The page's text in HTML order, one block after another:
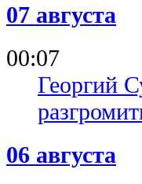
07 августа
00:07
Георгий
06 августа